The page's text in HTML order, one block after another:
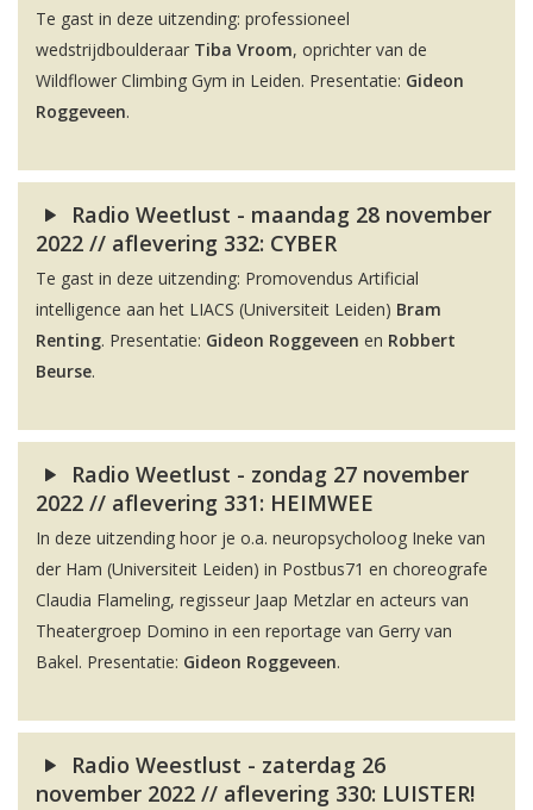
Te gast in deze uitzending: professioneel
wedstrijdboulderaar Tiba Vroom, oprichter van de
Wildflower Climbing Gym in Leiden. Presentatie: Gideon
Roggeveen.
Radio Weetlust - maandag 28 november
2022 // aflevering 332: CYBER
Te gast in deze uitzending: Promovendus Artificial
intelligence aan het LIACS (Universiteit Leiden) Bram
Renting. Presentatie: Gideon Roggeveen en Robbert
Beurse.
Radio Weetlust - zondag 27 november
2022 // aflevering 331: HEIMWEE
In deze uitzending hoor je o.a. neuropsycholoog Ineke van
der Ham (Universiteit Leiden) in Postbus71 en choreografe
Claudia Flameling, regisseur Jaap Metzlar en acteurs van
Theatergroep Domino in een reportage van Gerry van
Bakel. Presentatie: Gideon Roggeveen.
Radio Weestlust - zaterdag 26
november 2022 // aflevering 330: LUISTER!